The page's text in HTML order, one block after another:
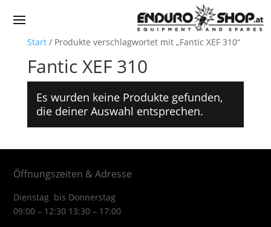
Start/ Produkte verschlagwortet mit „Fantic XEF 310“
Fantic XEF 310
Es wurden keine Produkte gefunden,
die deiner Auswahl entsprechen.
Öffnungszeiten & Adresse
Dienstag bis Donnerstag
09:00 – 12:30 13:30 – 17:00